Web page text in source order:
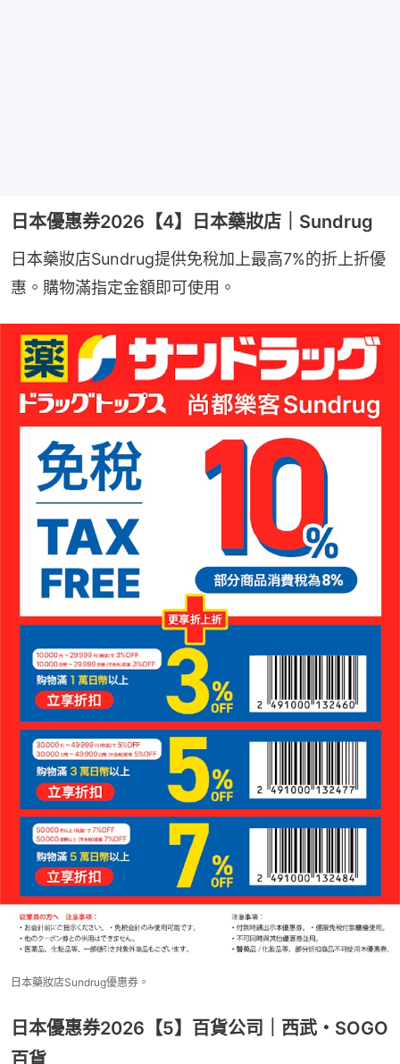
日本優惠券2026【4】日本藥妝店｜Sundrug
日本藥妝店Sundrug提供免稅加上最高7%的折上折優
惠。購物滿指定金額即可使用。
日本藥妝店Sundrug優惠券。
日本優惠券2026【5】百貨公司｜西武・SOGO